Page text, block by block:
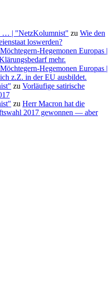
… | "NetzKolumnist" zu Wie den
loswerden?
Hegemonen Europas |
mehr.
Hegemonen Europas |
z.Z. in der EU ausbildet.
zu Vorläufige satirische
zu Herr Macron hat die
2017 gewonnen — aber